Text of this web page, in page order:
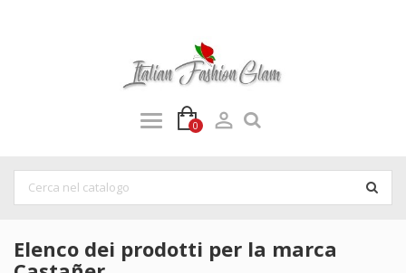
0 
Elenco dei prodotti per la marca